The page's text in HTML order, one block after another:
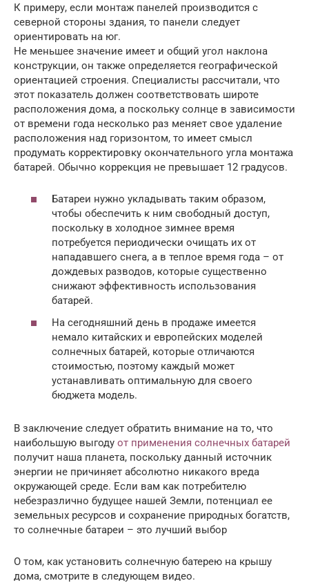
К примеру, если монтаж панелей производится с
северной стороны здания, то панели следует
ориентировать на юг.
Не меньшее значение имеет и общий угол наклона
конструкции, он также определяется географической
ориентацией строения. Специалисты рассчитали, что
этот показатель должен соответствовать широте
расположения дома, а поскольку солнце в зависимости
от времени года несколько раз меняет свое удаление
расположения над горизонтом, то имеет смысл
продумать корректировку окончательного угла монтажа
батарей. Обычно коррекция не превышает 12 градусов.
Батареи нужно укладывать таким образом,
чтобы обеспечить к ним свободный доступ,
поскольку в холодное зимнее время
потребуется периодически очищать их от
нападавшего снега, а в теплое время года – от
дождевых разводов, которые существенно
снижают эффективность использования
батарей.
На сегодняшний день в продаже имеется
немало китайских и европейских моделей
солнечных батарей, которые отличаются
стоимостью, поэтому каждый может
устанавливать оптимальную для своего
бюджета модель.
В заключение следует обратить внимание на то, что
наибольшую выгоду от применения солнечных батарей
получит наша планета, поскольку данный источник
энергии не причиняет абсолютно никакого вреда
окружающей среде. Если вам как потребителю
небезразлично будущее нашей Земли, потенциал ее
земельных ресурсов и сохранение природных богатств,
то солнечные батареи – это лучший выбор
О том, как установить солнечную батерею на крышу
дома, смотрите в следующем видео.